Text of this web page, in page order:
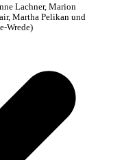
Lachner, Marion
Martha Pelikan und
Wrede)